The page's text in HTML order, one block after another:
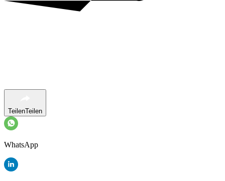
TeilenTeilen
WhatsApp